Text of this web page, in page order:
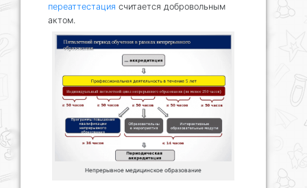
переаттестация считается добровольным
актом.
Непрерывное медицинское образование